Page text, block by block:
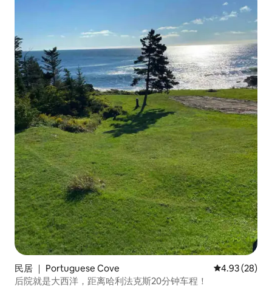
民居 ｜ Portuguese Cove 平均评分
4.93 (28)
后院就是大西洋，距离哈利法克斯20分钟车程！